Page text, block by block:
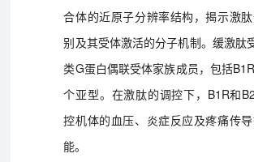
合体的近原子分辨率结构，揭示激
别及其受体激活的分子机制。缓激肽
类G蛋白偶联受体家族成员，包括
个亚型。在激肽的调控下，B1R和
控机体的血压、炎症反应及疼痛传
能。